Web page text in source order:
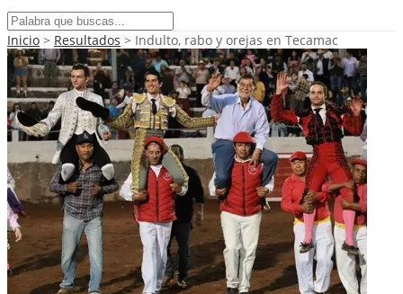
Inicio > Resultados > Indulto, rabo y orejas en Tecamac